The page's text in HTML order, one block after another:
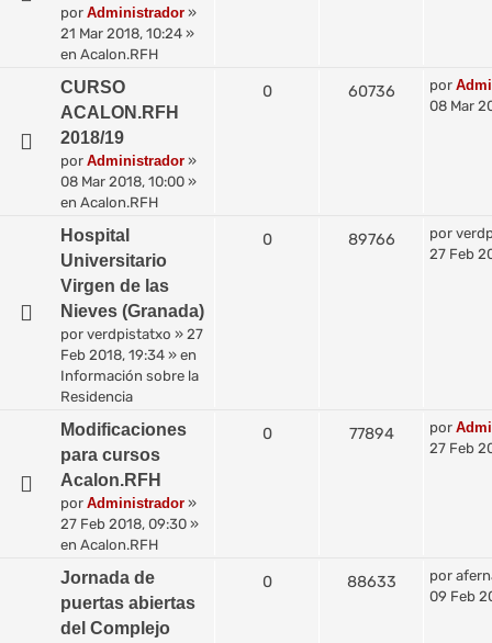
por Administrador »
21 Mar 2018, 10:24 »
en Acalon.RFH
CURSO
ACALON.RFH
2018/19
por Administrador »
08 Mar 2018, 10:00 »
en Acalon.RFH
0 60736 por
08 Mar
Hospital
Universitario
Virgen de las
Nieves (Granada)
por verdpistatxo » 27
Feb 2018, 19:34 » en
Información sobre la
Residencia
0 89766 por
27 Feb
Modificaciones
para cursos
Acalon.RFH
por Administrador »
27 Feb 2018, 09:30 »
en Acalon.RFH
0 77894 por
27 Feb
Jornada de
puertas abiertas
del Complejo
0 88633 por
09 Feb